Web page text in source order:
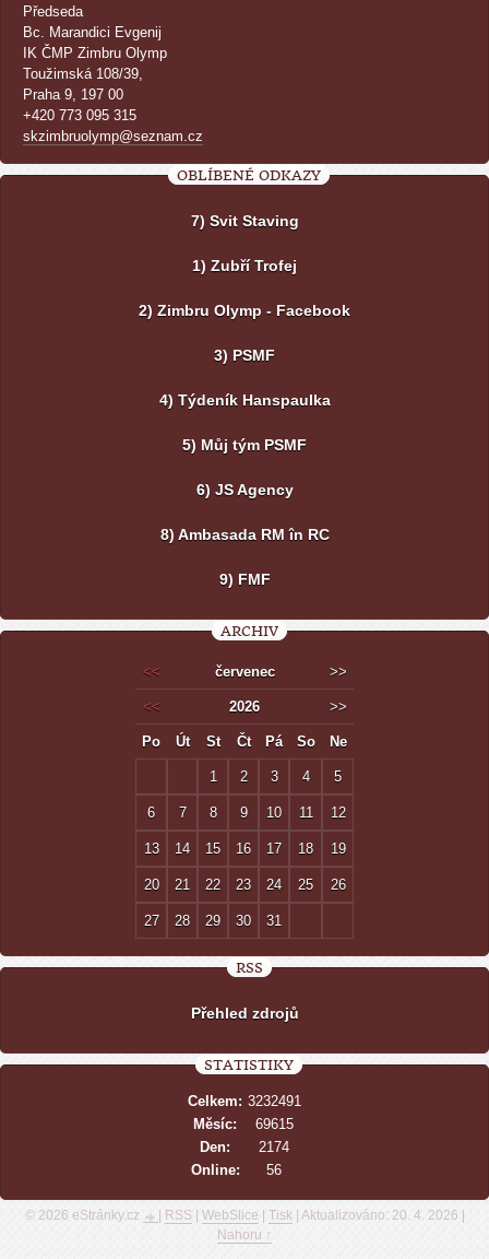
Předseda
Bc. Marandici Evgenij
IK ČMP Zimbru Olymp
Toužimská 108/39,
Praha 9, 197 00
+420 773 095 315
skzimbruolymp@seznam.cz
OBLÍBENÉ ODKAZY
7) Svit Staving
1) Zubří Trofej
2) Zimbru Olymp - Facebook
3) PSMF
4) Týdeník Hanspaulka
5) Můj tým PSMF
6) JS Agency
8) Ambasada RM în RC
9) FMF
ARCHIV
<< červenec >>
<< 2026 >>
Po Út St Čt Pá So Ne
1 2 3 4 5
6 7 8 9 10 11 12
13 14 15 16 17 18 19
20 21 22 23 24 25 26
27 28 29 30 31
RSS
Přehled zdrojů
STATISTIKY
Online: 56
Celkem: 3232491
Měsíc:
69615
Den:
2174
© 2026 eStránky.cz RSS WebSlice Tisk| Aktualizováno: 20. 4. 2026
Nahoru ↑